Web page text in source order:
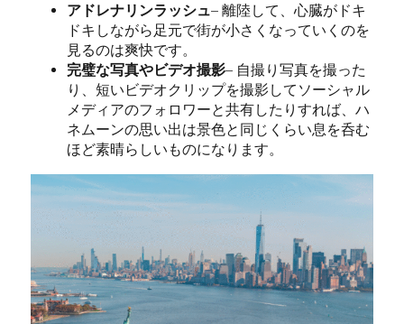
アドレナリンラッシュ– 離陸して、心臓がドキ
ドキしながら足元で街が小さくなっていくのを
見るのは爽快です。
完璧な写真やビデオ撮影– 自撮り写真を撮った
り、短いビデオクリップを撮影してソーシャル
メディアのフォロワーと共有したりすれば、ハ
ネムーンの思い出は景色と同じくらい息を呑む
ほど素晴らしいものになります。